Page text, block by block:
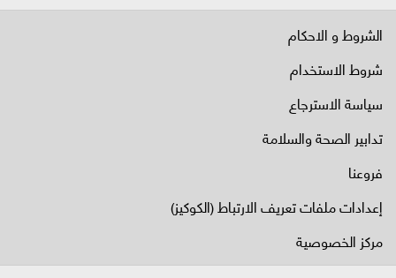
الشروط و الاحكام
شروط الاستخدام
سياسة الاسترجاع
تدابير الصحة والسلامة
فروعنا
إعدادات ملفات تعريف الارتباط (الكوكيز)
مركز الخصوصية